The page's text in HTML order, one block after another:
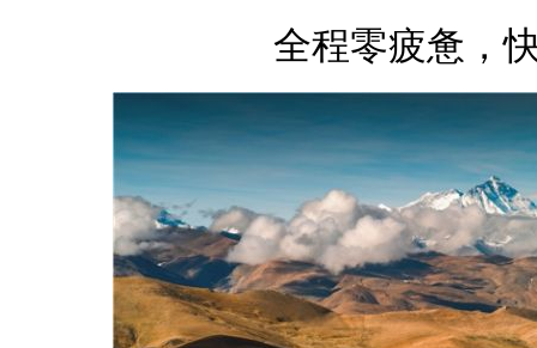
全程零疲惫，